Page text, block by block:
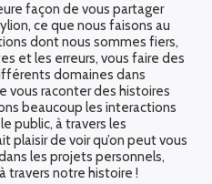
façon de vous partager
ce que nous faisons au
dont nous sommes fiers,
et les erreurs, vous faire des
domaines dans
vous raconter des histoires
beaucoup les interactions
public, à travers les
plaisir de voir qu’on peut vous
les projets personnels,
travers notre histoire !